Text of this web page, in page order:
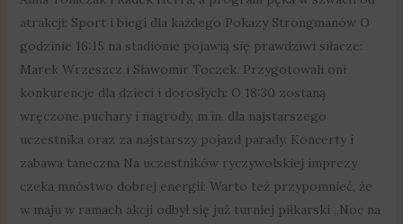
atrakcji: Sport i biegi dla każdego Pokazy Strongmanów O
godzinie 16:15 na stadionie pojawią się prawdziwi siłacze:
Marek Wrzeszcz i Sławomir Toczek. Przygotowali oni
konkurencje dla dzieci i dorosłych: O 18:30 zostaną
wręczone puchary i nagrody, m.in. dla najstarszego
uczestnika oraz za najstarszy pojazd parady. Koncerty i
zabawa taneczna Na uczestników ryczywolskiej imprezy
czeka mnóstwo dobrej energii: Warto też przypomnieć, że
w maju w ramach akcji odbył się już turniej piłkarski „Noc na